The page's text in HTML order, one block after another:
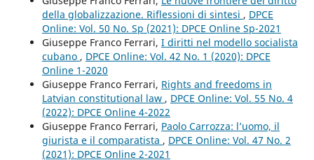
della globalizzazione. Riflessioni di sintesi , DPCE
Online: Vol. 50 No. Sp (2021): DPCE Online Sp-2021
Giuseppe Franco Ferrari, I diritti nel modello socialista
cubano , DPCE Online: Vol. 42 No. 1 (2020): DPCE
Online 1-2020
Giuseppe Franco Ferrari, Rights and freedoms in
Latvian constitutional law , DPCE Online: Vol. 55 No. 4
(2022): DPCE Online 4-2022
Giuseppe Franco Ferrari, Paolo Carrozza: l’uomo, il
giurista e il comparatista , DPCE Online: Vol. 47 No. 2
(2021): DPCE Online 2-2021